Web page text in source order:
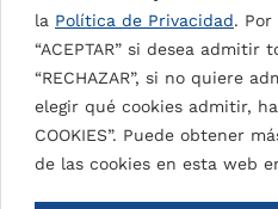
la Política de Privacidad. Por
“ACEPTAR” si desea admitir
“RECHAZAR”, si no quiere
elegir qué cookies admitir,
COOKIES”. Puede obtener
de las cookies en esta web
Otros
PRINCE MOULAY
STADIUM
CENTROS
POPULOUS
ALBAN TOWER
EDIFICIOS
ARCHEA
BOLUETA
EDIFICIOS
VARQUITECTOS